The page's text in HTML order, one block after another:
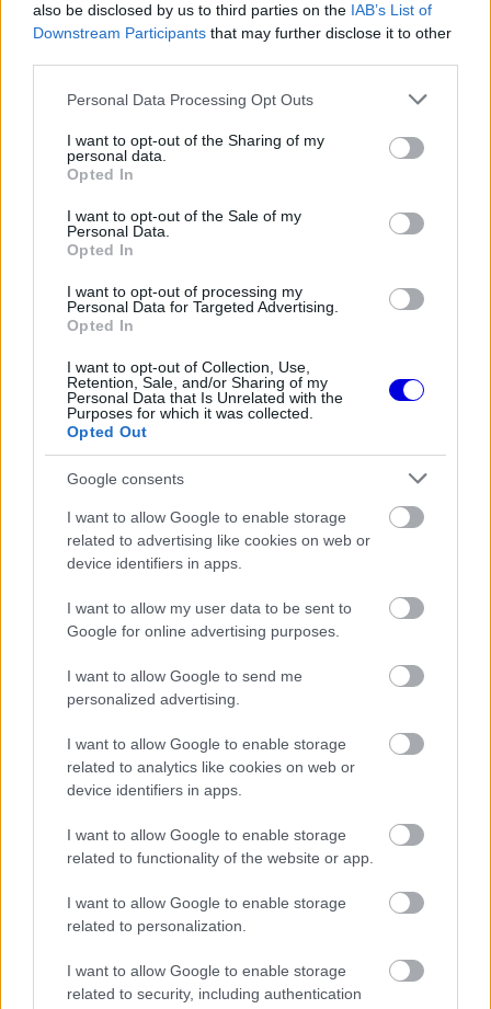
also be disclosed by us to third parties on the IAB’s List of
Downstream Participants that may further disclose it to other
Please note that this website/app uses one or more Google
not limited to your visit or usage behaviour. You may click to
grant or deny consent to Google and its third-party tags to
use your data for below specified purposes in below Google
consent section.
Personal Data Processing Opt Outs
I want to opt-out of the Sharing of my
personal data.
Opted In
I want to opt-out of the Sale of my
Personal Data.
Opted In
I want to opt-out of processing my
Personal Data for Targeted Advertising.
Opted In
I want to opt-out of Collection, Use,
Retention, Sale, and/or Sharing of my
Personal Data that Is Unrelated with the
Purposes for which it was collected.
Opted Out
Google consents
I want to allow Google to enable storage
related to advertising like cookies on web or
device identifiers in apps.
I want to allow my user data to be sent to
Google for online advertising purposes.
I want to allow Google to send me
personalized advertising.
I want to allow Google to enable storage
related to analytics like cookies on web or
device identifiers in apps.
I want to allow Google to enable storage
related to functionality of the website or app.
I want to allow Google to enable storage
related to personalization.
I want to allow Google to enable storage
related to security, including authentication
FORMA-1
Rendkívül okos döntést hozott az
Aston Martin az F1-ben
pletykák valódi okát
FORMA-1
A Hondánál hisznek az áttörésben,
Martinnal
„Nemcsak velem bánik így, hanem mindenkivel.
Max egy olyan ember, aki egyszerűen csak
versenyezni akar, emellett imád autókról és
futamokról beszélgetni. Amikor megérkeztem a
fáradságot, hogy köszönjön nekem és elismerje a
„Rendszeresen megkérdezte, hogy mennek a
saját versenyeim. Emlékszem, akkoriban nagyon
jólesett, hogy érdeklődik a dolgaim iránt, mert
vissza a kezdetekre Lawson.
Az új-zélandi versenyző a 2025-ös Kínai Nagydíj
csapattársa segítségére.